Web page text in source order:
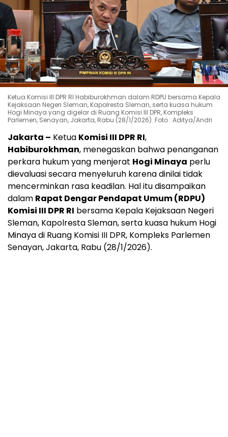
Ketua Komisi III DPR RI Habiburokhman dalam RDPU bersama Kepala
Kejaksaan Negeri Sleman, Kapolresta Sleman, serta kuasa hukum
Hogi Minaya yang digelar di Ruang Komisi III DPR, Kompleks
Parlemen, Senayan, Jakarta, Rabu (28/1/2026). Foto : Aditya/Andri
Jakarta – Ketua Komisi III DPR RI,
Habiburokhman, menegaskan bahwa penanganan
perkara hukum yang menjerat Hogi Minaya perlu
dievaluasi secara menyeluruh karena dinilai tidak
mencerminkan rasa keadilan. Hal itu disampaikan
dalam Rapat Dengar Pendapat Umum (RDPU)
Komisi III DPR RI bersama Kepala Kejaksaan Negeri
Sleman, Kapolresta Sleman, serta kuasa hukum Hogi
Minaya di Ruang Komisi III DPR, Kompleks Parlemen
Senayan, Jakarta, Rabu (28/1/2026).